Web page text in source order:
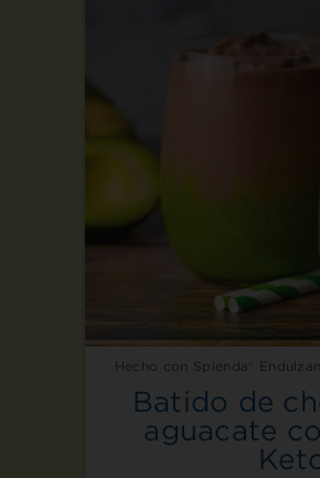
Hecho con Splenda®
Batido de
aguacate